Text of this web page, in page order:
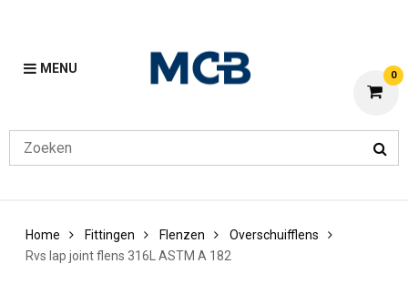
MENU 0
Home Fittingen Flenzen
Overschuifflens
Rvs lap joint flens 316L ASTM A 182